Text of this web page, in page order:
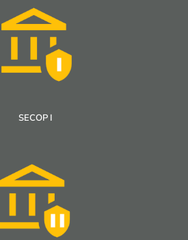
SECOP I